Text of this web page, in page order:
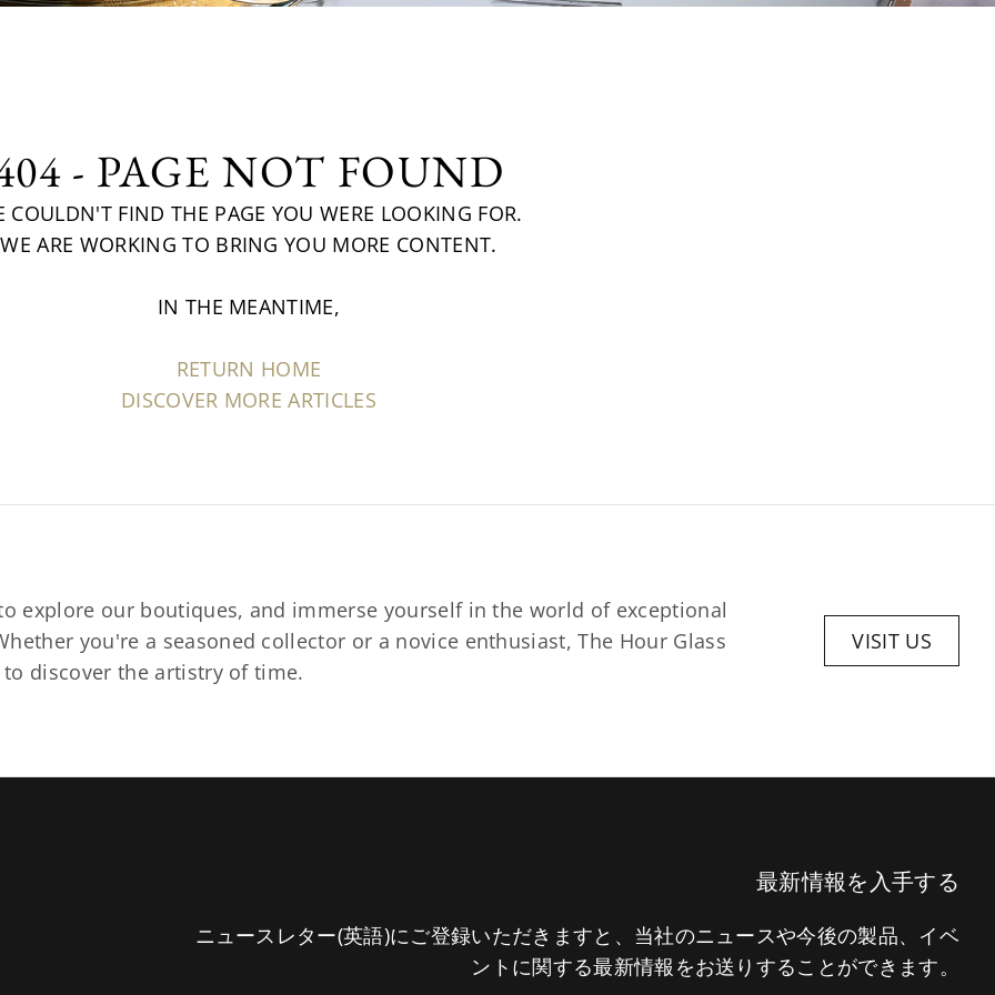
- PAGE NOT FOUND
COULDN'T FIND THE PAGE YOU WERE LOOKING FOR.
WE ARE WORKING TO BRING YOU MORE CONTENT.
IN THE MEANTIME,
RETURN HOME
DISCOVER MORE ARTICLES
explore our boutiques, and immerse yourself in the world of exceptional
you're a seasoned collector or a novice enthusiast, The Hour Glass
discover the artistry of time.
VISIT US
最新情報を入手する
ニュースレター(英語)にご登録いただきますと、当社のニュースや今後の製品、イベ
ントに関する最新情報をお送りすることができます。